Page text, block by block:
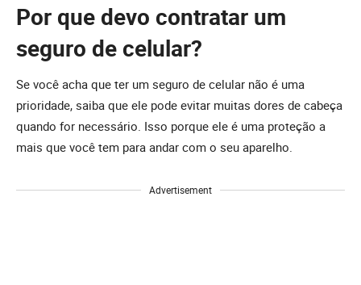
Por que devo contratar um
seguro de celular?
Se você acha que ter um seguro de celular não é uma
prioridade, saiba que ele pode evitar muitas dores de cabeça
quando for necessário. Isso porque ele é uma proteção a
mais que você tem para andar com o seu aparelho.
Advertisement